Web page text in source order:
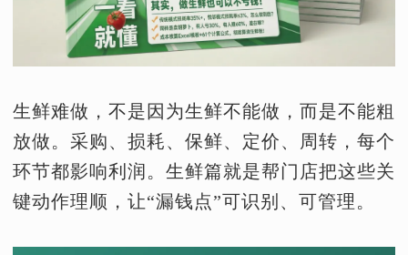
生鲜难做，不是因为生鲜不能做，而是不能粗
放做。采购、损耗、保鲜、定价、周转，每个
环节都影响利润。生鲜篇就是帮门店把这些关
键动作理顺，让“漏钱点”可识别、可管理。